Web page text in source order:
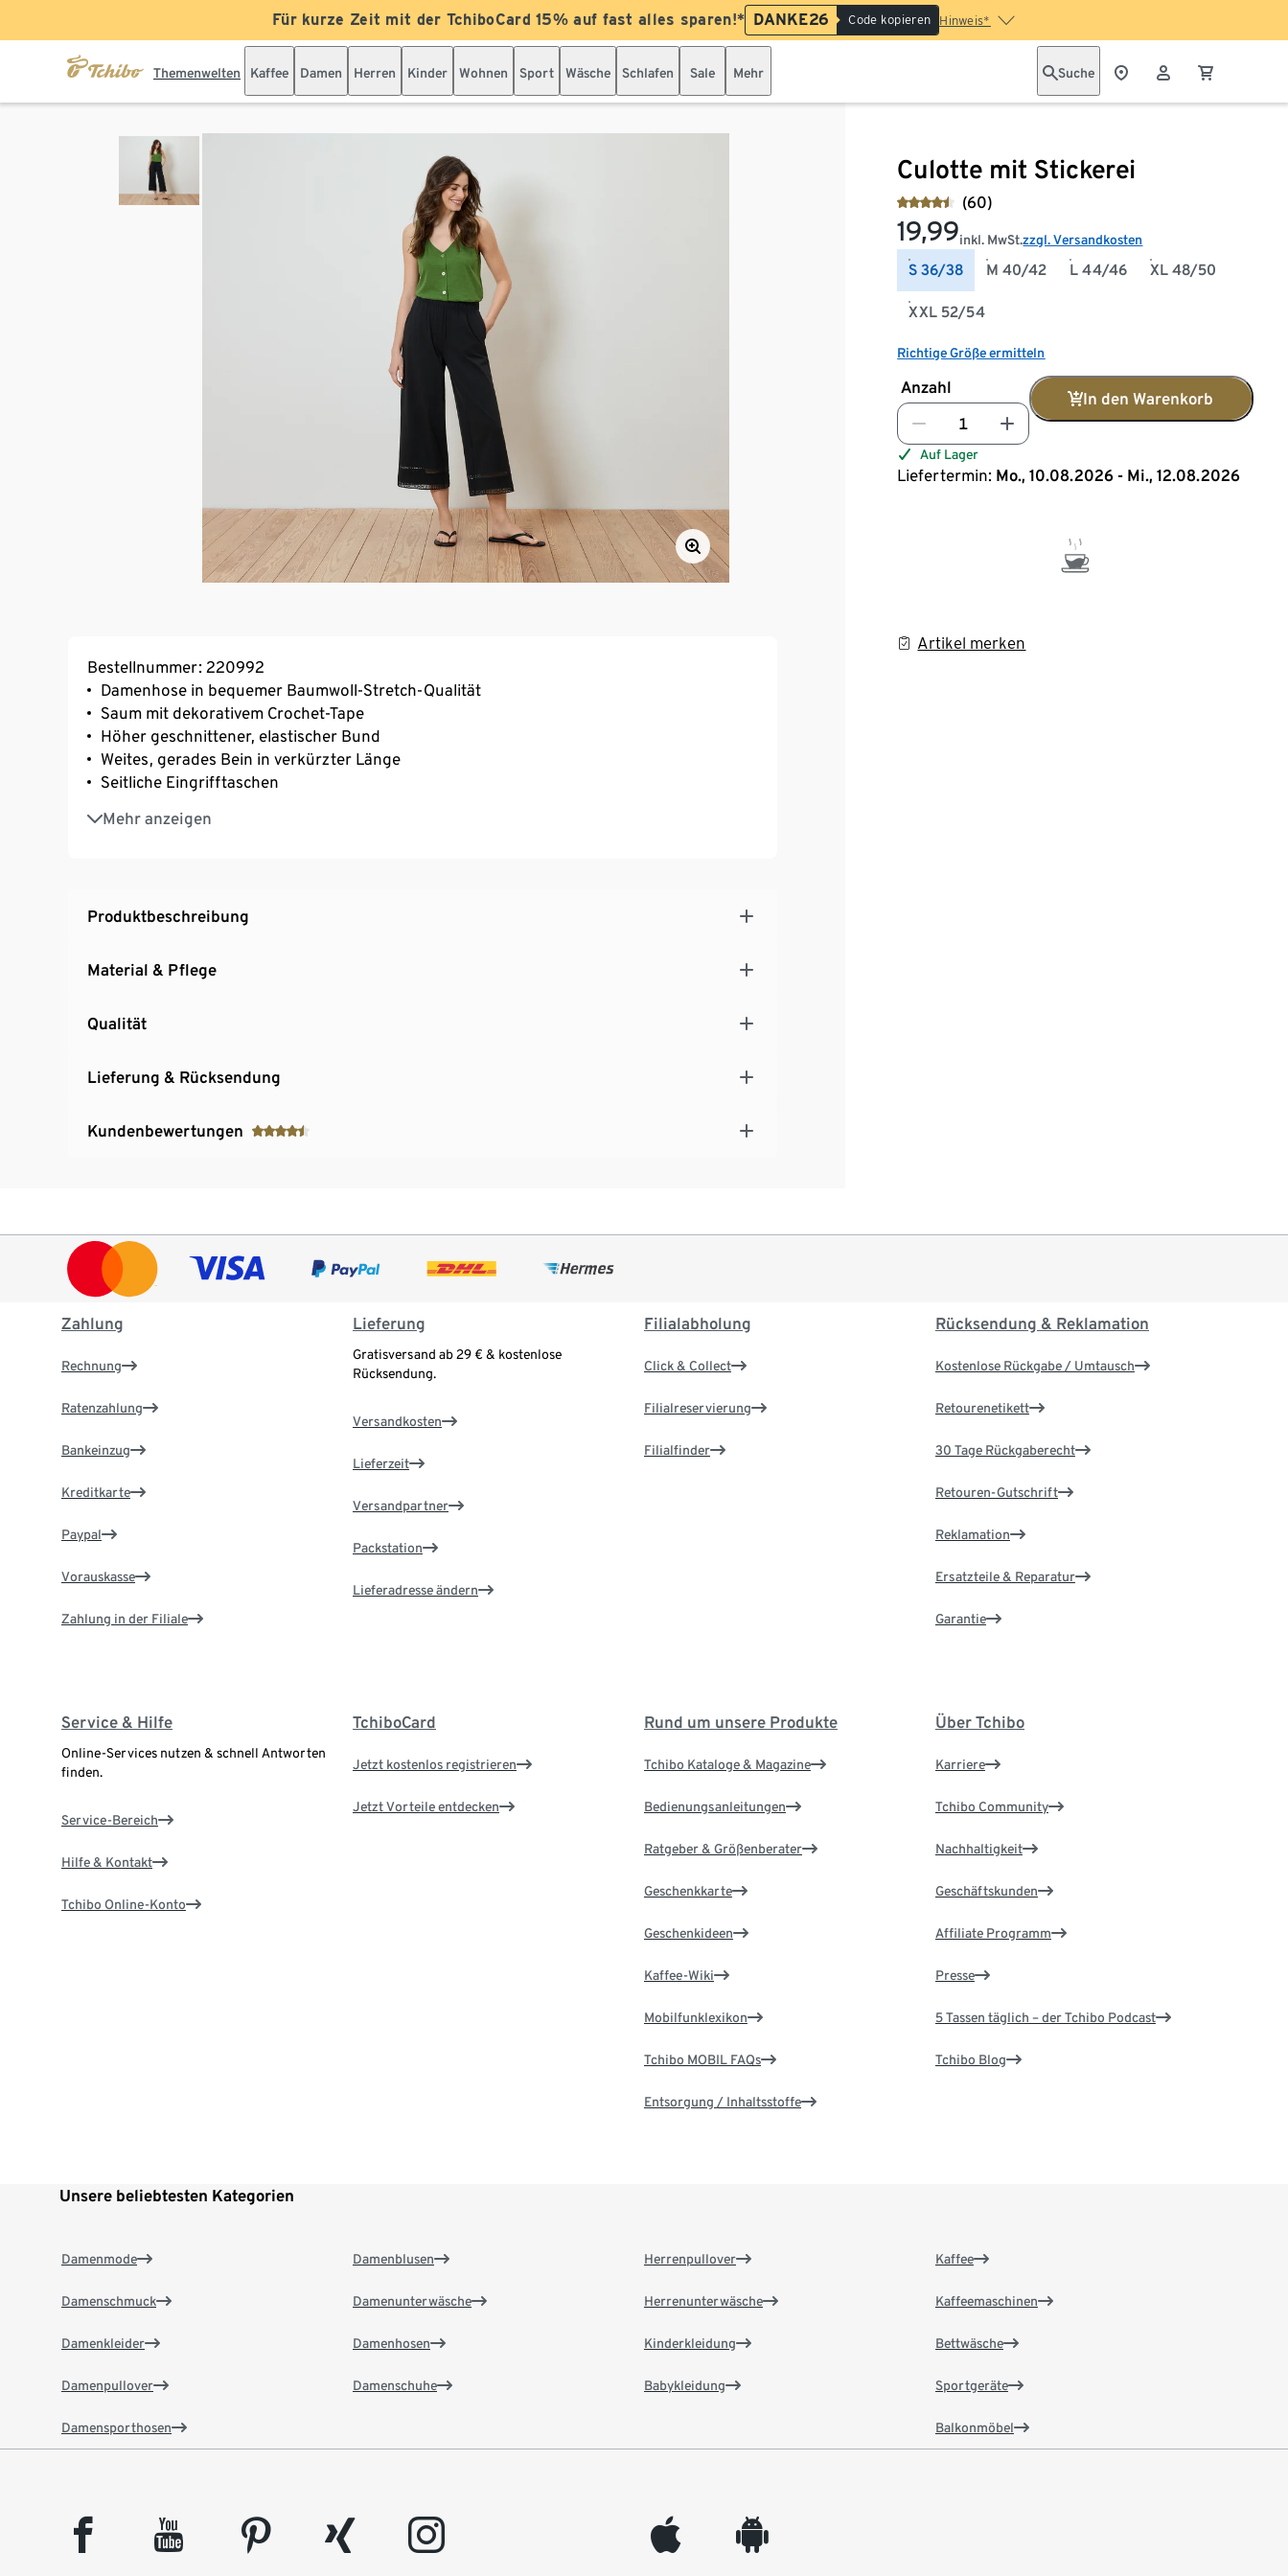
Für kurze Zeit mit der TchiboCard 15% auf fast alles sparen!* DANKE26 Code kopieren Hinweis*
Themenwelten Kaffee Damen Herren Kinder Wohnen Sport Wäsche Schlafen Sale Mehr Suche
Culotte mit Stickerei
(60)
19,99inkl. MwSt.zzgl. Versandkosten
S 36/38 M 40/42 L 44/46 XL 48/50
XXL 52/54
Richtige Größe ermitteln
Anzahl
In den Warenkorb
Auf Lager
Liefertermin: Mo., 10.08.2026 - Mi., 12.08.2026
Artikel merken
Bestellnummer: 220992
Damenhose in bequemer Baumwoll-Stretch-Qualität
Saum mit dekorativem Crochet-Tape
Höher geschnittener, elastischer Bund
Weites, gerades Bein in verkürzter Länge
Seitliche Eingrifftaschen
Mehr anzeigen
Mit Elasthan: formbeständig, perfekter Sitz, hoher Tragekomfort
GOTS organic – in conversion, zertifiziert durch CU 809415
Produktbeschreibung
Material & Pflege
Qualität
Lieferung & Rücksendung
Kundenbewertungen
Zahlung
Rechnung
Ratenzahlung
Bankeinzug
Kreditkarte
Paypal
Vorauskasse
Zahlung in der Filiale
Lieferung
Gratisversand ab 29 € & kostenlose
Rücksendung.
Versandkosten
Lieferzeit
Versandpartner
Packstation
Lieferadresse ändern
Filialabholung
Click & Collect
Filialreservierung
Filialfinder
Rücksendung & Reklamation
Kostenlose Rückgabe / Umtausch
Retourenetikett
30 Tage Rückgaberecht
Retouren-Gutschrift
Reklamation
Ersatzteile & Reparatur
Garantie
Service & Hilfe
Online-Services nutzen & schnell Antworten
finden.
Service-Bereich
Hilfe & Kontakt
Tchibo Online-Konto
TchiboCard
Jetzt kostenlos registrieren
Jetzt Vorteile entdecken
Rund um unsere Produkte
Tchibo Kataloge & Magazine
Bedienungsanleitungen
Ratgeber & Größenberater
Geschenkkarte
Geschenkideen
Kaffee-Wiki
Mobilfunklexikon
Tchibo MOBIL FAQs
Entsorgung / Inhaltsstoffe
Über Tchibo
Karriere
Tchibo Community
Nachhaltigkeit
Geschäftskunden
Affiliate Programm
Presse
5 Tassen täglich – der Tchibo Podcast
Tchibo Blog
Unsere beliebtesten Kategorien
Damenmode
Damenschmuck
Damenkleider
Damenpullover
Damensporthosen
Damenblusen
Damenunterwäsche
Damenhosen
Damenschuhe
Herrenpullover
Herrenunterwäsche
Kinderkleidung
Babykleidung
Kaffee
Kaffeemaschinen
Bettwäsche
Sportgeräte
Balkonmöbel
facebook youtube pinterest xing instagram appleinc android